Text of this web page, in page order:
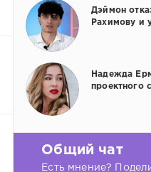
Дэймон
Рахимову и
Надежда
проектного
Общий чат
Есть мнение?